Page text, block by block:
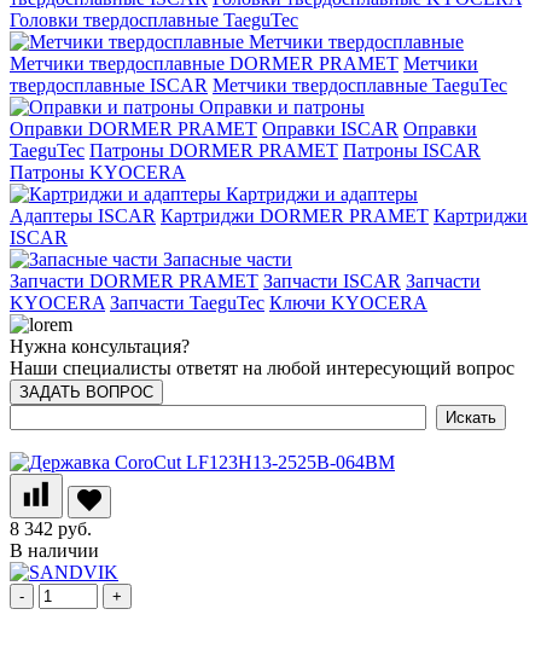
Головки твердосплавные TaeguTec
Метчики твердосплавные
Метчики твердосплавные DORMER PRAMET Метчики
твердосплавные ISCAR Метчики твердосплавные TaeguTec
Оправки и патроны
Оправки DORMER PRAMET Оправки ISCAR Оправки
TaeguTec Патроны DORMER PRAMET Патроны ISCAR
Патроны KYOCERA
Картриджи и адаптеры
Адаптеры ISCAR Картриджи DORMER PRAMET Картриджи
ISCAR
Запасные части
Запчасти DORMER PRAMET Запчасти ISCAR Запчасти
KYOCERA Запчасти TaeguTec Ключи KYOCERA
Нужна консультация?
Наши специалисты ответят на любой интересующий вопрос
ЗАДАТЬ ВОПРОС
8 342 руб.
В наличии
- +